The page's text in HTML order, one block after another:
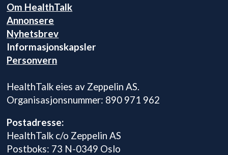
Om HealthTalk
Annonsere
Nyhetsbrev
Informasjonskapsler
Personvern
HealthTalk eies av Zeppelin AS.
Organisasjonsnummer: 890 971 962
Postadresse:
HealthTalk c/o Zeppelin AS
Postboks: 73 N-0349 Oslo